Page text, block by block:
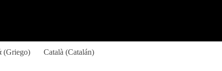
(Griego) Català (Catalán)